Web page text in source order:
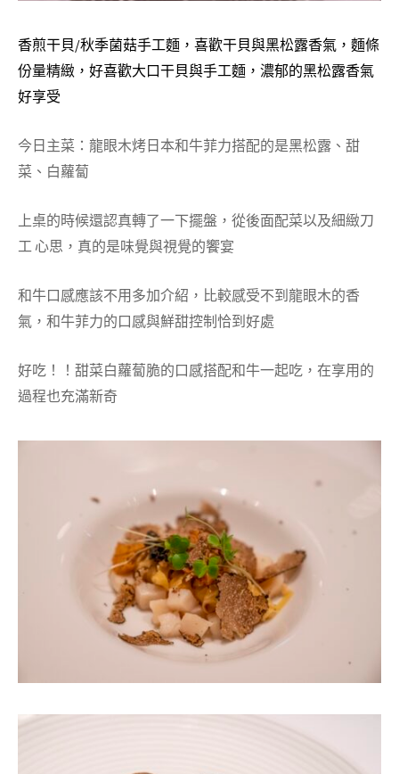
香煎干貝/秋季菌菇手工麵，喜歡干貝與黑松露香氣，麵條
份量精緻，好喜歡大口干貝與手工麵，濃郁的黑松露香氣
好享受
今日主菜：龍眼木烤日本和牛菲力搭配的是黑松露、甜
菜、白蘿蔔
上桌的時候還認真轉了一下擺盤，從後面配菜以及細緻刀
工 心思，真的是味覺與視覺的饗宴
和牛口感應該不用多加介紹，比較感受不到龍眼木的香
氣，和牛菲力的口感與鮮甜控制恰到好處
好吃！！甜菜白蘿蔔脆的口感搭配和牛一起吃，在享用的
過程也充滿新奇